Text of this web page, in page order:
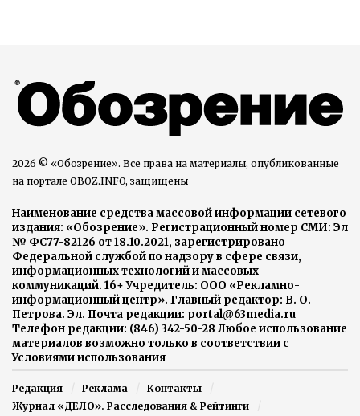
2026 © «Обозрение». Все права на материалы, опубликованные
на портале OBOZ.INFO, защищены
Наименование средства массовой информации сетевого
издания: «Обозрение». Регистрационный номер СМИ: Эл
№ ФС77-82126 от 18.10.2021, зарегистрировано
Федеральной службой по надзору в сфере связи,
информационных технологий и массовых
коммуникаций. 16+ Учредитель: ООО «Рекламно-
информационный центр». Главный редактор: В. О.
Петрова. Эл. Почта редакции: portal@63media.ru
Телефон редакции: (846) 342-50-28 Любое использование
материалов возможно только в соответствии с
Условиями использования
Редакция Реклама
Контакты
Журнал «ДЕЛО». Расследования & Рейтинги